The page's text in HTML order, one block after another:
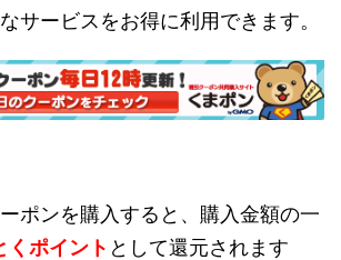
サービスをお得に利用できます。
ポンを購入すると、購入金額の一
くポイント として還元されます